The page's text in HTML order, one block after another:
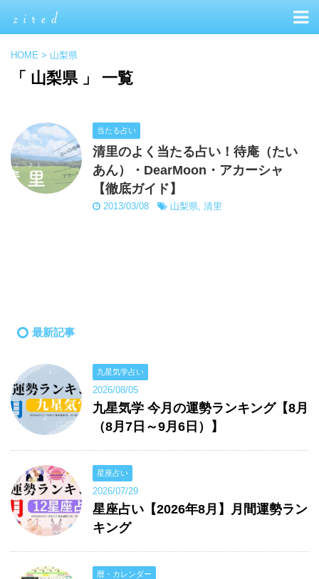
HOME > 山梨県
「 山梨県 」 一覧
当たる占い
清里のよく当たる占い！待庵（たい
あん）・DearMoon・アカーシャ
【徹底ガイド】
2013/03/08 山梨県, 清里
最新記事
九星気学占い
2026/08/05
九星気学 今月の運勢ランキング【8月
（8月7日～9月6日）】
星座占い
2026/07/29
星座占い【2026年8月】月間運勢ラン
キング
暦・カレンダー